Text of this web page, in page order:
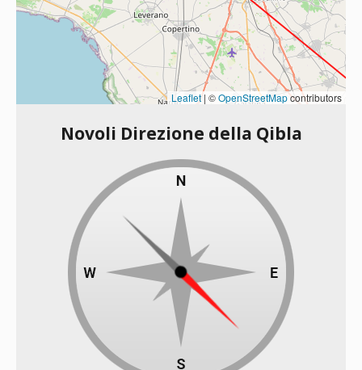
Leaflet | ©OpenStreetMapcontributors
Novoli Direzione della Qibla